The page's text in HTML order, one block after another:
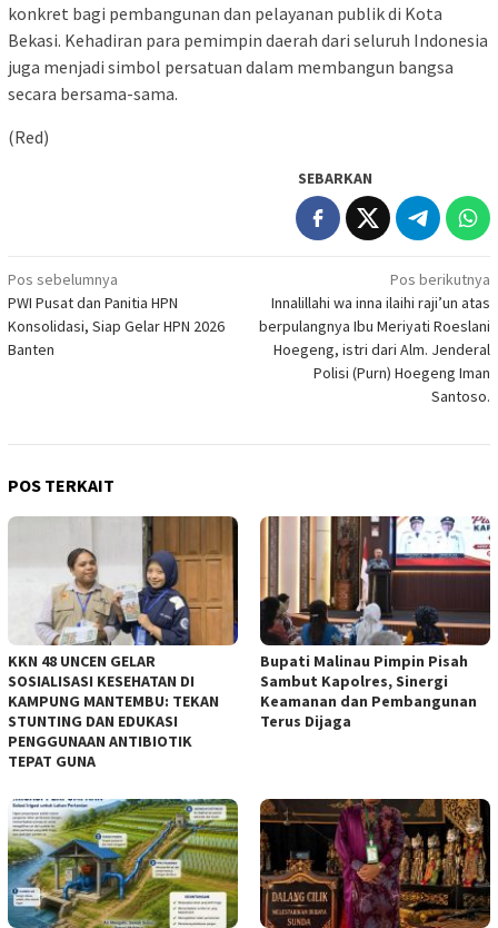
konkret bagi pembangunan dan pelayanan publik di Kota
Bekasi. Kehadiran para pemimpin daerah dari seluruh Indonesia
juga menjadi simbol persatuan dalam membangun bangsa
secara bersama-sama.
(Red)
SEBARKAN
Navigasi
pos
Pos sebelumnya
PWI Pusat dan Panitia HPN
Konsolidasi, Siap Gelar HPN 2026
Banten
Pos berikutnya
Innalillahi wa inna ilaihi raji’un atas
berpulangnya Ibu Meriyati Roeslani
Hoegeng, istri dari Alm. Jenderal
Polisi (Purn) Hoegeng Iman
Santoso.
POS TERKAIT
KKN 48 UNCEN GELAR
SOSIALISASI KESEHATAN DI
KAMPUNG MANTEMBU: TEKAN
STUNTING DAN EDUKASI
PENGGUNAAN ANTIBIOTIK
TEPAT GUNA
Bupati Malinau Pimpin Pisah
Sambut Kapolres, Sinergi
Keamanan dan Pembangunan
Terus Dijaga